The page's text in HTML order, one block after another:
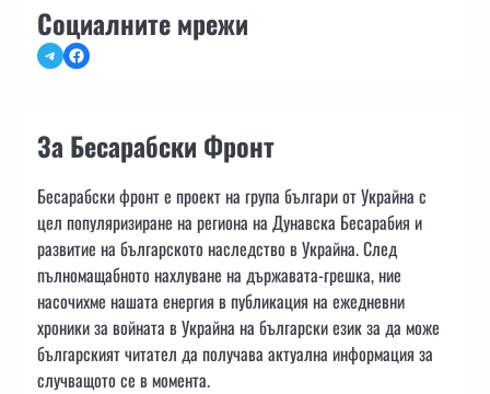
Социалните мрежи
TelegramFacebook
За Бесарабски Фронт
Бесарабски фронт е проект на група българи от Украйна с
цел популяризиране на региона на Дунавска Бесарабия и
развитие на българското наследство в Украйна. След
пълномащабното нахлуване на държавата-грешка, ние
насочихме нашата енергия в публикация на ежедневни
хроники за войната в Украйна на български език за да може
българският читател да получава актуална информация за
случващото се в момента.